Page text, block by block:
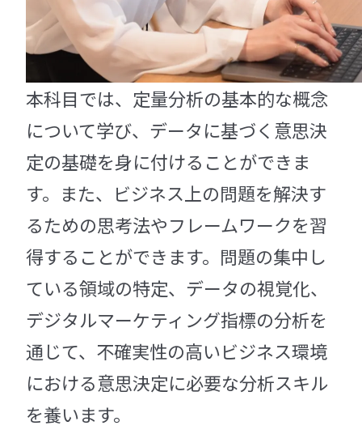
本科目では、定量分析の基本的な概念
について学び、データに基づく意思決
定の基礎を身に付けることができま
す。また、ビジネス上の問題を解決す
るための思考法やフレームワークを習
得することができます。問題の集中し
ている領域の特定、データの視覚化、
デジタルマーケティング指標の分析を
通じて、不確実性の高いビジネス環境
における意思決定に必要な分析スキル
を養います。